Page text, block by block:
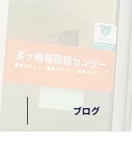
ブログ